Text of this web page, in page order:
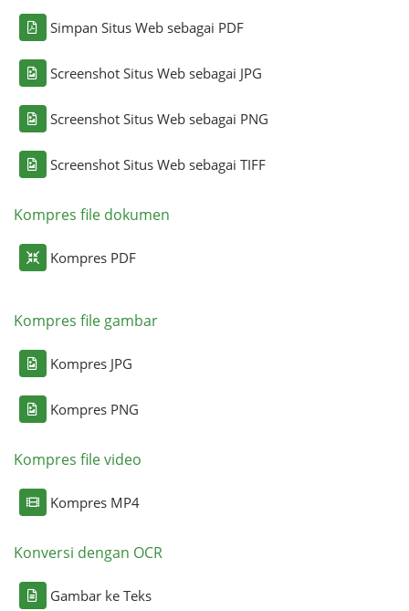
Simpan Situs Web sebagai PDF
Screenshot Situs Web sebagai JPG
Screenshot Situs Web sebagai PNG
Screenshot Situs Web sebagai TIFF
Kompres file dokumen
Kompres PDF
Kompres file gambar
Kompres JPG
Kompres PNG
Kompres file video
Kompres MP4
Konversi dengan OCR
Gambar ke Teks